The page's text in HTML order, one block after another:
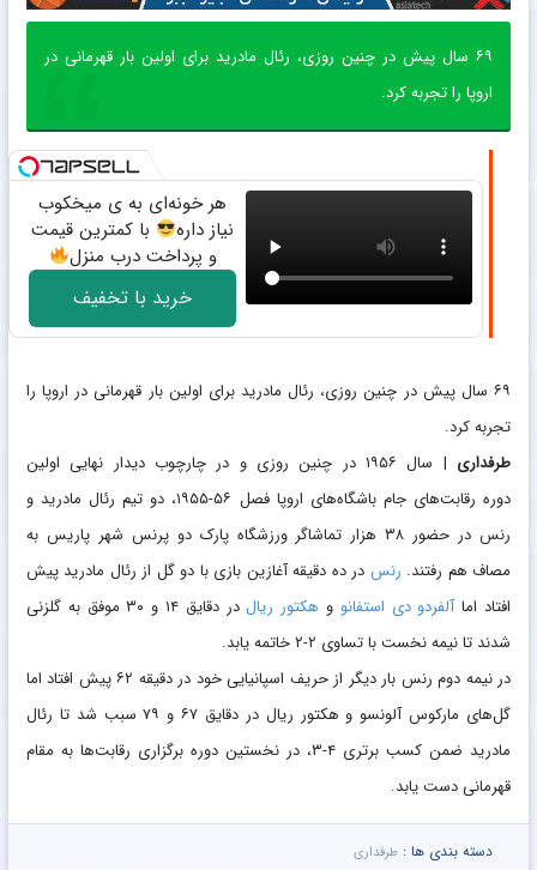
۶۹ سال پیش در چنین روزی، رئال مادرید برای اولین بار قهرمانی در
اروپا را تجربه کرد.
هر خونه‌ای به ی میخکوب
نیاز داره
با کمترین قیمت
و پرداخت درب منزل
خرید با تخفیف
۶۹ سال پیش در چنین روزی، رئال مادرید برای اولین بار قهرمانی در اروپا را
تجربه کرد.
طرفداری
| سال ۱۹۵۶ در چنین روزی و در چارچوب دیدار نهایی اولین
دوره رقابت‌های جام باشگاه‌های اروپا فصل ۵۶-۱۹۵۵، دو تیم رئال مادرید و
رنس در حضور ۳۸ هزار تماشاگر ورزشگاه پارک دو پرنس شهر پاریس به
مصاف هم رفتند. رنس در ده دقیقه آغازین بازی با دو گل از رئال مادرید پیش
افتاد اماآلفردو دی استفانو و هکتور ریال
در دقایق ۱۴ و ۳۰ موفق به گلزنی
شدند تا نیمه نخست با تساوی ۲-۲ خاتمه یابد.
در نیمه دوم رنس بار دیگر از حریف اسپانیایی خود در دقیقه ۶۲ پیش افتاد اما
گل‌های مارکوس آلونسو و هکتور ریال در دقایق ۶۷ و ۷۹ سبب شد تا رئال
مادرید ضمن کسب برتری ۴-۳، در نخستین دوره برگزاری رقابت‌ها به مقام
قهرمانی دست یابد.
دسته بندی ها : طرفداری